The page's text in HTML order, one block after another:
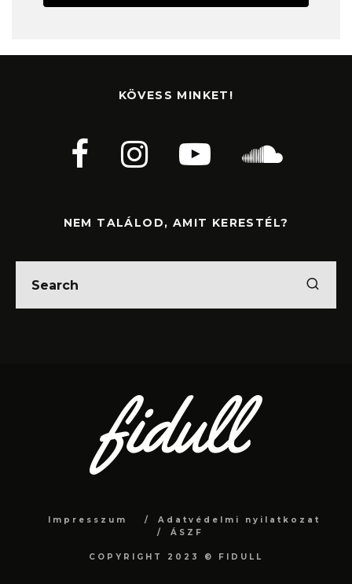
KÖVESS MINKET!
NEM TALÁLOD, AMIT KERESTÉL?
Impresszum
Adatvédelmi nyilatkozat
ÁSZF
COPYRIGHT 2023 © FIDULL